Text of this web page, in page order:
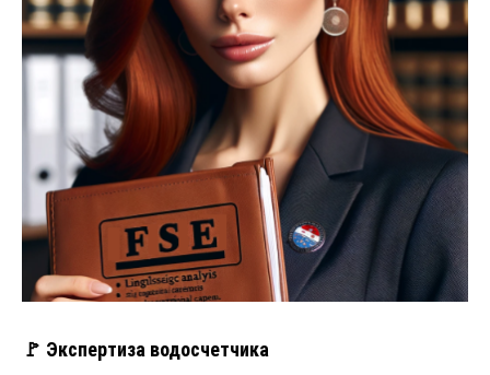
🚩 Экспертиза водосчетчика